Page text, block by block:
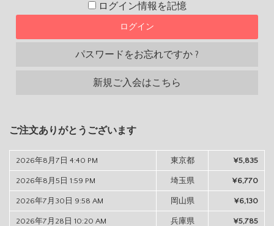
ログイン情報を記憶
パスワードをお忘れですか ?
新規ご入会はこちら
ご注文ありがとうございます
2026年8月7日 4:40 PM 東京都 ¥5,835
2026年8月5日 1:59 PM 埼玉県 ¥6,770
2026年7月30日 9:58 AM 岡山県 ¥6,130
2026年7月28日 10:20 AM 兵庫県 ¥5,785